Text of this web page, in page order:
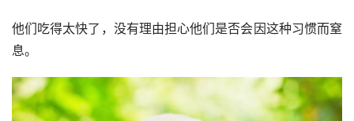
他们吃得太快了，没有理由担心他们是否会因这种习惯而窒
息。